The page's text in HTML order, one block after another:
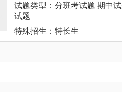
试题类型：分班考试题 期中
试题
特殊招生：特长生